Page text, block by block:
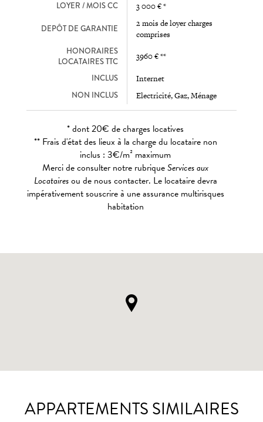
LOYER / MOIS CC 3 000 € *
DEPÔT DE GARANTIE
2 mois de loyer charges
comprises
HONORAIRES
LOCATAIRES TTC
3960 € **
INCLUS Internet
NON INCLUS Electricité, Gaz, Ménage
* dont 20€ de charges locatives
** Frais d'état des lieux à la charge du locataire non
inclus : 3€/m² maximum
Merci de consulter notre rubriqueServices aux
Locatairesou de nous contacter. Le locataire devra
impérativement souscrire à une assurance multirisques
habitation
APPARTEMENTS SIMILAIRES